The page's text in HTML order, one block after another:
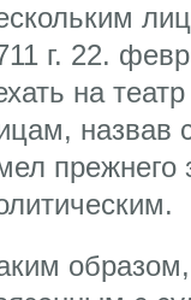
г. 22.
на
назвав